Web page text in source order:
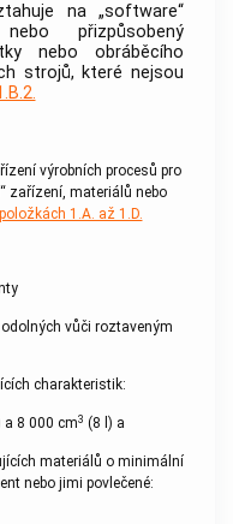
na „software“
přizpůsobený
nebo obráběcího
strojů, které nejsou
výrobních procesů pro
zařízení, materiálů nebo
položkách 1.A. až 1.D.
vůči roztaveným
charakteristik:
a 8 000 cm3 (8 l) a
materiálů o minimální
nebo jimi povlečené: